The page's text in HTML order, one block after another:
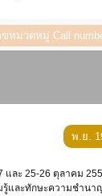
หมวดหมู่ Call
พ.ย.
รู้และทักษะความชำนา